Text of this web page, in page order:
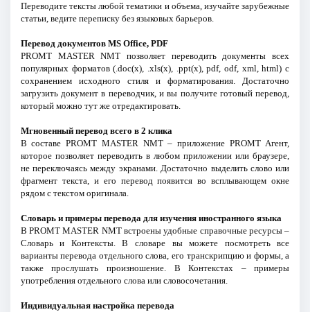
Переводите тексты любой тематики и объема, изучайте зарубежные
статьи, ведите переписку без языковых барьеров.
Перевод документов MS Office, PDF
PROMT MASTER NMT позволяет переводить документы всех
популярных форматов (.doc(x), .xls(x), .ppt(x), pdf, odf, xml, html) с
сохранением исходного стиля и форматирования. Достаточно
загрузить документ в переводчик, и вы получите готовый перевод,
который можно тут же отредактировать.
Мгновенный перевод всего в 2 клика
В составе PROMT MASTER NMT – приложение PROMT Агент,
которое позволяет переводить в любом приложении или браузере,
не переключаясь между экранами. Достаточно выделить слово или
фрагмент текста, и его перевод появится во всплывающем окне
рядом с текстом оригинала.
Словарь и примеры перевода для изучения иностранного языка
В PROMT MASTER NMT встроены удобные справочные ресурсы –
Словарь и Контексты. В словаре вы можете посмотреть все
варианты перевода отдельного слова, его транскрипцию и формы, а
также прослушать произношение. В Контекстах – примеры
употребления отдельного слова или словосочетания.
Индивидуальная настройка перевода